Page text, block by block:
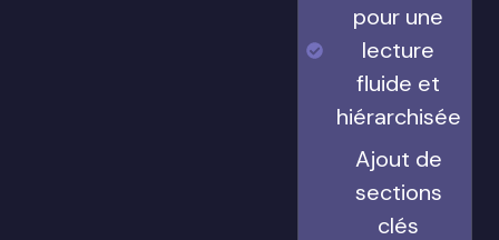
pour une
lecture
fluide et
hiérarchisée
Ajout de
sections
clés